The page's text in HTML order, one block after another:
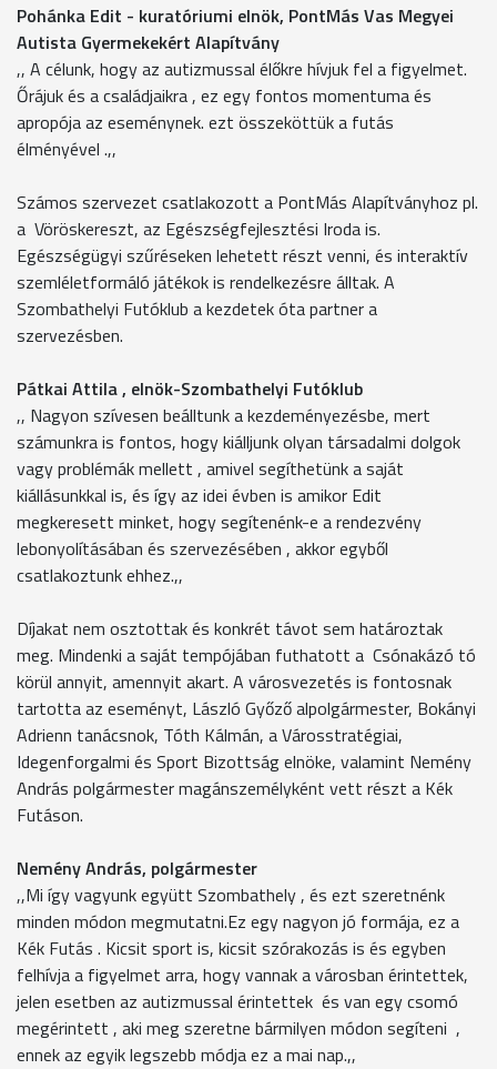
Pohánka Edit - kuratóriumi elnök, PontMás Vas Megyei
Autista Gyermekekért Alapítvány
,, A célunk, hogy az autizmussal élőkre hívjuk fel a figyelmet.
Őrájuk és a családjaikra , ez egy fontos momentuma és
apropója az eseménynek. ezt összeköttük a futás
élményével .,,
Számos szervezet csatlakozott a PontMás Alapítványhoz pl.
a Vöröskereszt, az Egészségfejlesztési Iroda is.
Egészségügyi szűréseken lehetett részt venni, és interaktív
szemléletformáló játékok is rendelkezésre álltak. A
Szombathelyi Futóklub a kezdetek óta partner a
szervezésben.
Pátkai Attila , elnök-Szombathelyi Futóklub
,, Nagyon szívesen beálltunk a kezdeményezésbe, mert
számunkra is fontos, hogy kiálljunk olyan társadalmi dolgok
vagy problémák mellett , amivel segíthetünk a saját
kiállásunkkal is, és így az idei évben is amikor Edit
megkeresett minket, hogy segítenénk-e a rendezvény
lebonyolításában és szervezésében , akkor egyből
csatlakoztunk ehhez.,,
Díjakat nem osztottak és konkrét távot sem határoztak
meg. Mindenki a saját tempójában futhatott a Csónakázó tó
körül annyit, amennyit akart. A városvezetés is fontosnak
tartotta az eseményt, László Győző alpolgármester, Bokányi
Adrienn tanácsnok, Tóth Kálmán, a Városstratégiai,
Idegenforgalmi és Sport Bizottság elnöke, valamint Nemény
András polgármester magánszemélyként vett részt a Kék
Futáson.
Nemény András, polgármester
,,Mi így vagyunk együtt Szombathely , és ezt szeretnénk
minden módon megmutatni.Ez egy nagyon jó formája, ez a
Kék Futás . Kicsit sport is, kicsit szórakozás is és egyben
felhívja a figyelmet arra, hogy vannak a városban érintettek,
jelen esetben az autizmussal érintettek és van egy csomó
megérintett , aki meg szeretne bármilyen módon segíteni ,
ennek az egyik legszebb módja ez a mai nap.,,